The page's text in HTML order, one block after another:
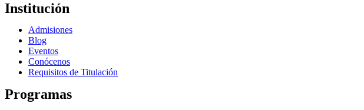
Institución
Admisiones
Blog
Eventos
Conócenos
Requisitos de Titulación
Programas